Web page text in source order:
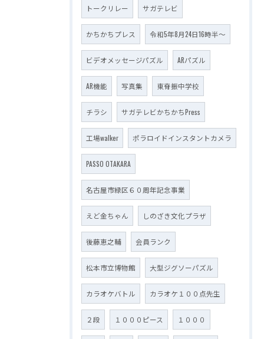
トークリレー サガテレビ
かちかちプレス 令和5年8月24日16時半～
ビデオメッセージパズル ARパズル
AR機能 写真集 東脊振中学校
チラシ サガテレビかちかちPress
工場walker ポラロイドインスタントカメラ
PASSO OTAKARA
名古屋市緑区６０周年記念事業
えど金ちゃん しのざき文化プラザ
後藤恵之輔 会員ランク
松本市立博物館 大型ジグソーパズル
カラオケバトル カラオケ１００点先生
２段 １０００ピース １０００